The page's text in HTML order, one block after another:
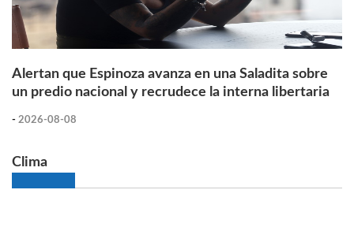
Alertan que Espinoza avanza en una Saladita sobre
un predio nacional y recrudece la interna libertaria
- 2026-08-08
Clima